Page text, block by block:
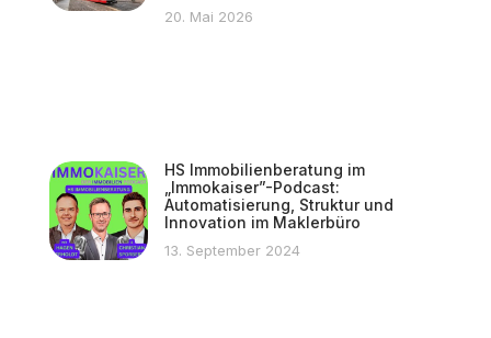
20. Mai 2026
HS Immobilienberatung im
„Immokaiser”-Podcast:
Automatisierung, Struktur und
Innovation im Maklerbüro
13. September 2024